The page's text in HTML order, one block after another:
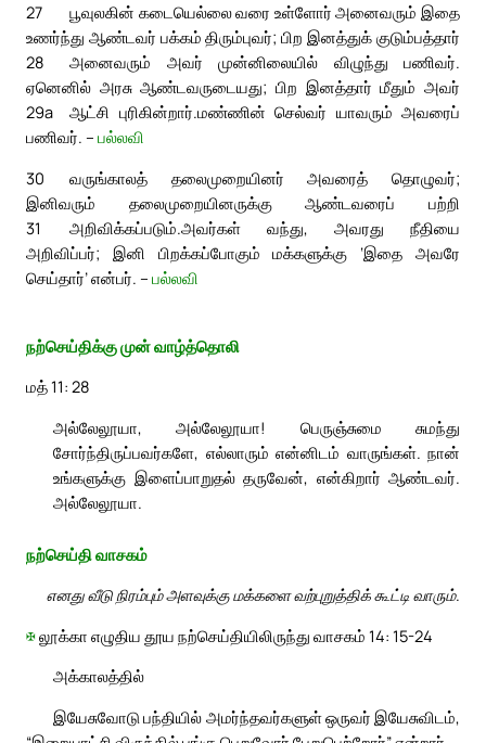
27
பூவுலகின் கடையெல்லை வரை உள்ளோர் அனைவரும் இதை
உணர்ந்து ஆண்டவர் பக்கம் திரும்புவர்; பிற இனத்துக் குடும்பத்தார்
அனைவரும் அவர் முன்னிலையில் விழுந்து பணிவர்.
28
ஏனெனில் அரசு ஆண்டவருடையது; பிற இனத்தார் மீதும் அவர்
ஆட்சி புரிகின்றார்.
29a
மண்ணின் செல்வர் யாவரும் அவரைப்
பணிவர். – பல்லவி
30
வருங்காலத் தலைமுறையினர் அவரைத் தொழுவர்;
இனிவரும் தலைமுறையினருக்கு ஆண்டவரைப் பற்றி
அறிவிக்கப்படும்.
31
அவர்கள் வந்து, அவரது நீதியை
அறிவிப்பர்; இனி பிறக்கப்போகும் மக்களுக்கு ‘இதை அவரே
செய்தார்’ என்பர். – பல்லவி
நற்செய்திக்கு முன் வாழ்த்தொலி
மத் 11: 28
அல்லேலூயா, அல்லேலூயா! பெருஞ்சுமை சுமந்து
சோர்ந்திருப்பவர்களே, எல்லாரும் என்னிடம் வாருங்கள். நான்
உங்களுக்கு இளைப்பாறுதல் தருவேன், என்கிறார் ஆண்டவர்.
அல்லேலூயா.
நற்செய்தி வாசகம்
எனது வீடு நிரம்பும் அளவுக்கு மக்களை வற்புறுத்திக் கூட்டி வாரும்.
✠லூக்கா எழுதிய தூய நற்செய்தியிலிருந்து வாசகம் 14: 15-24
அக்காலத்தில்
இயேசுவோடு பந்தியில் அமர்ந்தவர்களுள் ஒருவர் இயேசுவிடம்,